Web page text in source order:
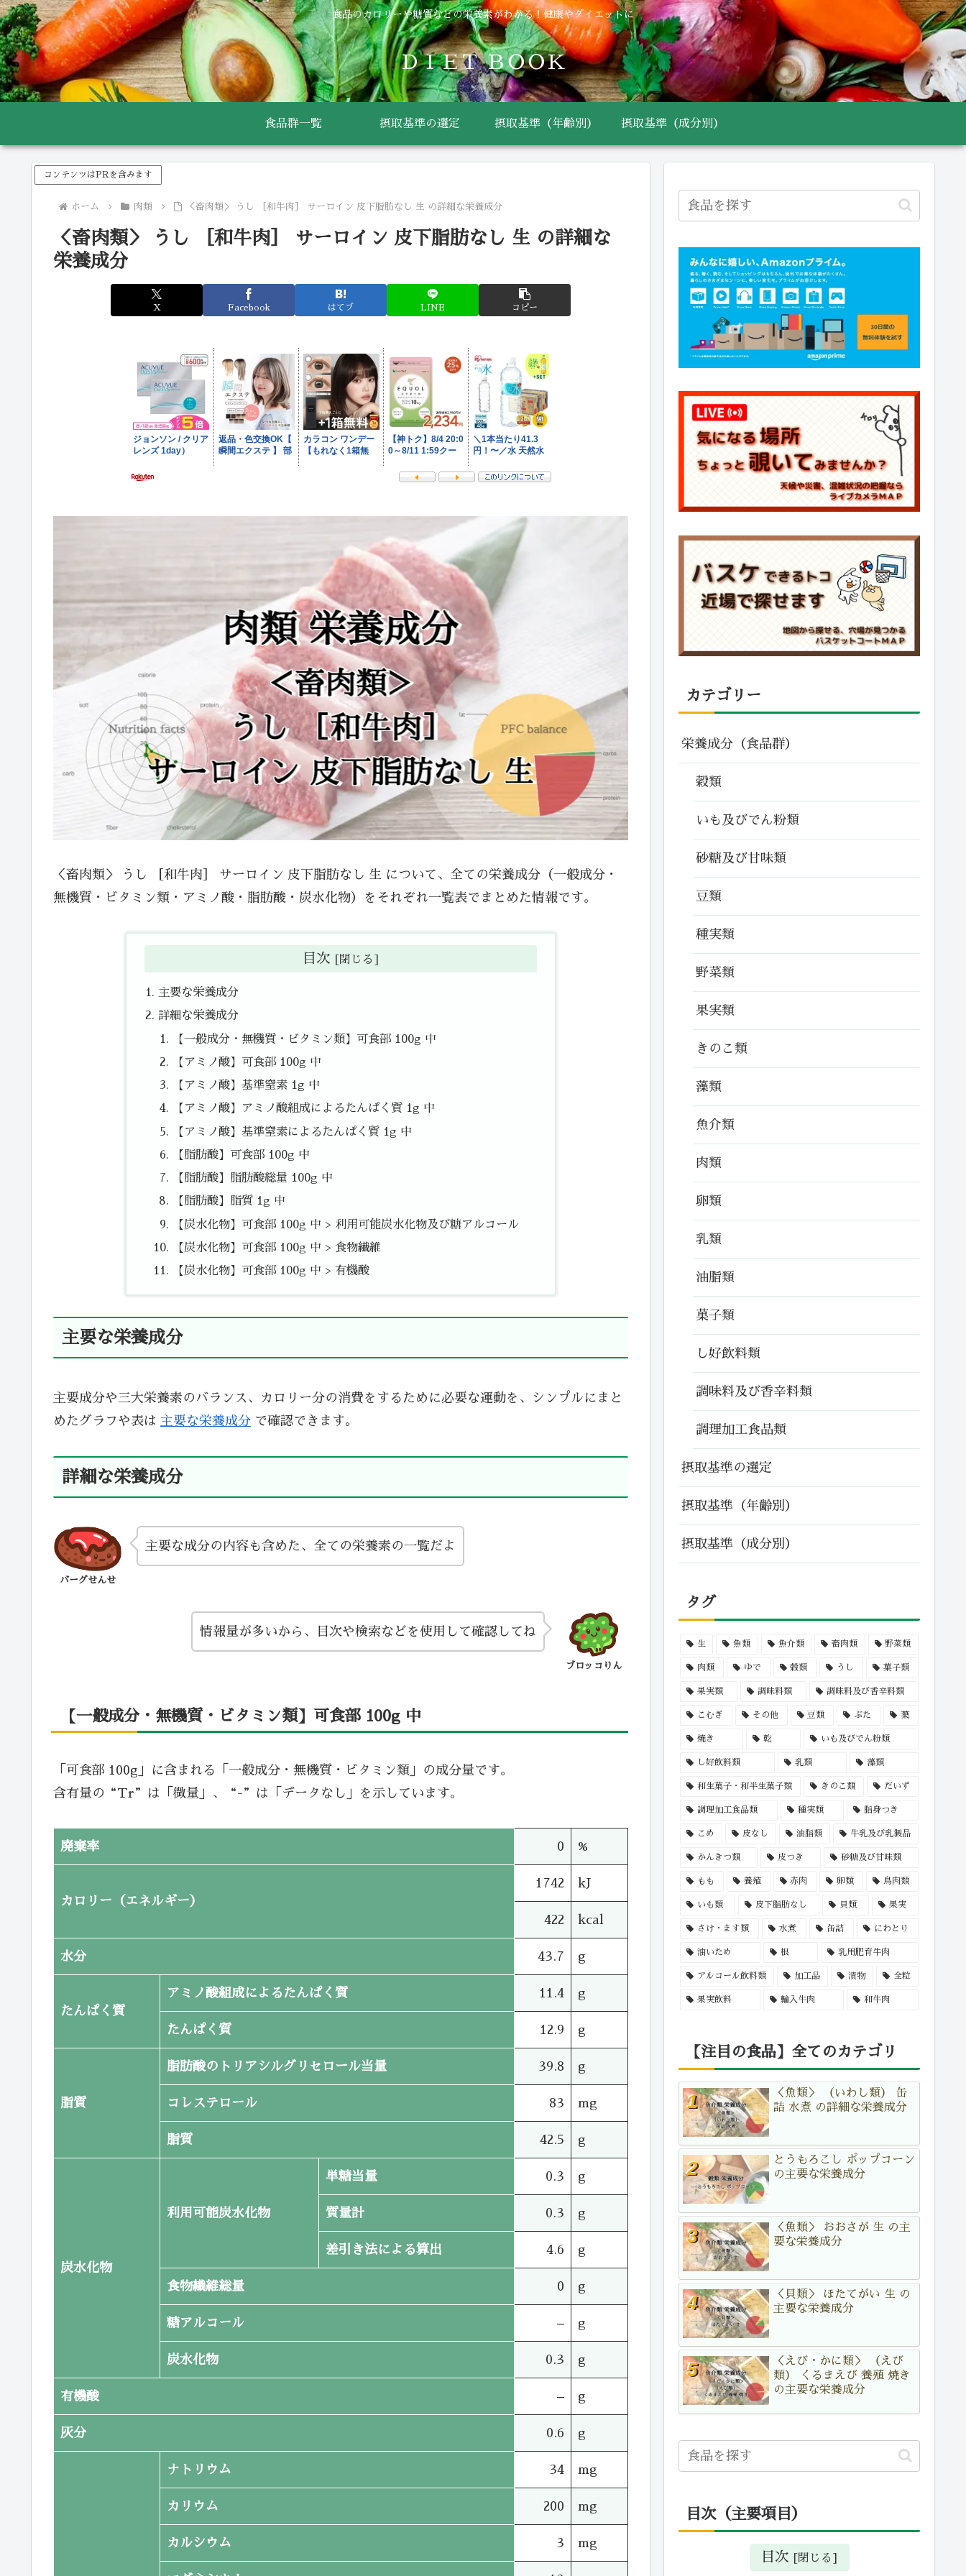
食品のカロリーや糖質などの栄養素がわかる！健康やダイエットに
ＤＩＥＴ ＢＯＯＫ
食品群一覧 摂取基準の選定 摂取基準（年齢別） 摂取基準（成分別）
コンテンツはPRを含みます
ホーム 肉類 ＜畜肉類＞ うし ［和牛肉］ サーロイン 皮下脂肪なし 生 の詳細な栄養成分
＜畜肉類＞ うし ［和牛肉］ サーロイン 皮下脂肪なし 生 の詳細な
栄養成分
X Facebook はてブ LINE コピー
＜畜肉類＞ うし ［和牛肉］ サーロイン 皮下脂肪なし 生 について、全ての栄養成分（一般成分・
無機質・ビタミン類・アミノ酸・脂肪酸・炭水化物）をそれぞれ一覧表でまとめた情報です。
目次
主要な栄養成分
詳細な栄養成分
【一般成分・無機質・ビタミン類】可食部 100g 中
【アミノ酸】可食部 100g 中
【アミノ酸】基準窒素 1g 中
【アミノ酸】アミノ酸組成によるたんぱく質 1g 中
【アミノ酸】基準窒素によるたんぱく質 1g 中
【脂肪酸】可食部 100g 中
【脂肪酸】脂肪酸総量 100g 中
【脂肪酸】脂質 1g 中
【炭水化物】可食部 100g 中 > 利用可能炭水化物及び糖アルコール
【炭水化物】可食部 100g 中 > 食物繊維
【炭水化物】可食部 100g 中 > 有機酸
主要な栄養成分
主要成分や三大栄養素のバランス、カロリー分の消費をするために必要な運動を、シンプルにまと
めたグラフや表は 主要な栄養成分 で確認できます。
詳細な栄養成分
バーグせんせ
主要な成分の内容も含めた、全ての栄養素の一覧だよ
ブロッコりん
情報量が多いから、目次や検索などを使用して確認してね
【一般成分・無機質・ビタミン類】可食部 100g 中
「可食部 100g」に含まれる「一般成分・無機質・ビタミン類」の成分量です。
含有量の“Tr”は「微量」、“-”は「データなし」を示しています。
廃棄率 0 %
カロリー（エネルギー）
1742 kJ
422 kcal
水分 43.7 g
たんぱく質
アミノ酸組成によるたんぱく質 11.4 g
たんぱく質 12.9 g
脂質
脂肪酸のトリアシルグリセロール当量 39.8 g
コレステロール 83 mg
脂質 42.5 g
炭水化物
利用可能炭水化物
単糖当量 0.3 g
質量計 0.3 g
差引き法による算出 4.6 g
食物繊維総量 0 g
糖アルコール – g
炭水化物 0.3 g
有機酸 – g
灰分 0.6 g
ナトリウム 34 mg
カリウム 200 mg
カルシウム 3 mg
カテゴリー
栄養成分（食品群）
穀類
いも及びでん粉類
砂糖及び甘味類
豆類
種実類
野菜類
果実類
きのこ類
藻類
魚介類
肉類
卵類
乳類
油脂類
菓子類
し好飲料類
調味料及び香辛料類
調理加工食品類
摂取基準の選定
摂取基準（年齢別）
摂取基準（成分別）
タグ
生 魚類 魚介類 畜肉類 野菜類
肉類 ゆで 穀類 うし 菓子類
果実類 調味料類 調味料及び香辛料類
こむぎ その他 豆類 ぶた 葉
焼き 乾 いも及びでん粉類
し好飲料類 乳類 藻類
和生菓子・和半生菓子類 きのこ類 だいず
調理加工食品類 種実類 脂身つき
こめ 皮なし 油脂類 牛乳及び乳製品
かんきつ類 皮つき 砂糖及び甘味類
もも 養殖 赤肉 卵類 鳥肉類
いも類 皮下脂肪なし 貝類 果実
さけ・ます類 水煮 缶詰 にわとり
油いため 根 乳用肥育牛肉
アルコール飲料類 加工品 漬物 全粒
果実飲料 輸入牛肉 和牛肉
【注目の食品】全てのカテゴリ
＜魚類＞ （いわし類） 缶
詰 水煮 の詳細な栄養成分
とうもろこし ポップコーン
の主要な栄養成分
＜魚類＞ おおさが 生 の主
要な栄養成分
＜貝類＞ ほたてがい 生 の
主要な栄養成分
＜えび・かに類＞ （えび
類） くるまえび 養殖 焼き
の主要な栄養成分
目次（主要項目）
目次